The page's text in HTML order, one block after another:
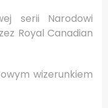
serii Narodowi
Royal Canadian
wizerunkiem